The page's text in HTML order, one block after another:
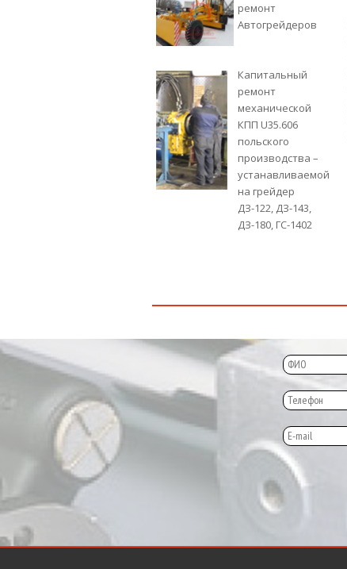
ремонт
Автогрейдеров
Капитальный
ремонт
механической
КПП U35.606
польского
производства –
устанавливаемой
на грейдер
ДЗ-122, ДЗ-143,
ДЗ-180, ГС-1402